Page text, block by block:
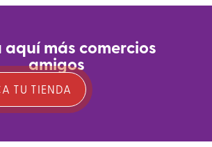
aquí más comercios
amigos
TU TIENDA